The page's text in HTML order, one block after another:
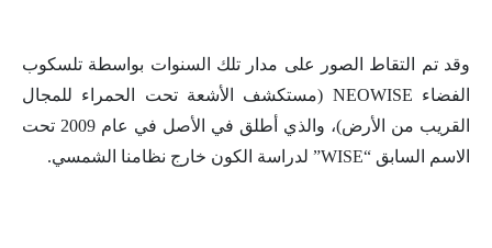
وقد تم التقاط الصور على مدار تلك السنوات بواسطة تلسكوب
الفضاء NEOWISE (مستكشف الأشعة تحت الحمراء للمجال
القريب من الأرض)، والذي أطلق في الأصل في عام 2009 تحت
الاسم السابق “WISE” لدراسة الكون خارج نظامنا الشمسي.